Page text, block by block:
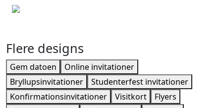
Flere designs
Gem datoen
Online invitationer
Bryllupsinvitationer
Studenterfest invitationer
Konfirmationsinvitationer
Visitkort
Flyers